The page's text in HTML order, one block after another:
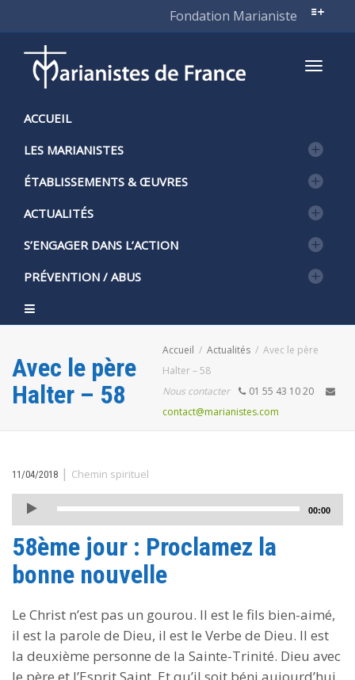
Fondation Marianiste
ACCUEIL
LES MARIANISTES
ÉTABLISSEMENTS & ŒUVRES
ACTUALITÉS
S’ENGAGER DANS L’ACTION
PRÉVENTION / ABUS
Avec le père
Halter – 58
Accueil Actualités
Avec le père
Halter – 58
Nous contacter
01 55 43 10 20
contact@marianistes.com
11/04/2018 | Chemin spirituel
Lecteur
audio
00:00
58ème jour : Proclamez la
bonne nouvelle
Le Christ n’est pas un gourou. Il est le fils bien-aimé,
il est la parole de Dieu, il est le Verbe de Dieu. Il est
la deuxième personne de la Sainte-Trinité. Dieu avec